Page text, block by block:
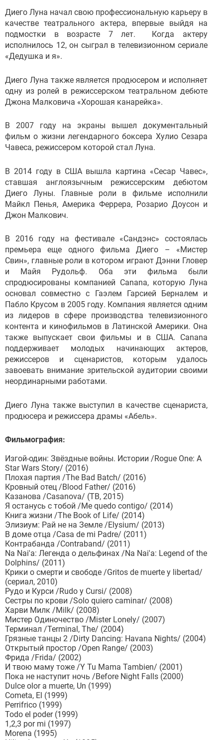
Диего Луна начал свою профессиональную карьеру в
качестве театрального актера, впервые выйдя на
подмостки в возрасте 7 лет. Когда актеру
исполнилось 12, он сыграл в телевизионном сериале
«Дедушка и я».
Диего Луна также является продюсером и исполняет
одну из ролей в режиссерском театральном дебюте
Джона Малковича «Хорошая канарейка».
В 2007 году на экраны вышел документальный
фильм о жизни легендарного боксера Хулио Сезара
Чавеса, режиссером которой стал Луна.
В 2014 году в США вышла картина «Сесар Чавес»,
ставшая англоязычным режиссерским дебютом
Диего Луны. Главные роли в фильме исполнили
Майкл Пенья, Америка Феррера, Розарио Доусон и
Джон Малкович.
В 2016 году на фестивале «Сандэнс» состоялась
премьера еще одного фильма Диего – «Мистер
Свин», главные роли в котором играют Дэнни Гловер
и Майя Рудольф. Оба эти фильма были
спродюсированы компанией Canana, которую Луна
основал совместно с Гаэлем Гарсией Берналем и
Пабло Крусом в 2005 году. Компания является одним
из лидеров в сфере производства телевизионного
контента и кинофильмов в Латинской Америки. Она
также выпускает свои фильмы и в США. Canana
поддерживает молодых начинающих актеров,
режиссеров и сценаристов, которым удалось
завоевать внимание зрительской аудитории своими
неординарными работами.
Диего Луна также выступил в качестве сценариста,
продюсера и режиссера драмы «Абель».
Фильмография:
Изгой-один: Звёздные войны. Истории /Rogue One: A
Star Wars Story/ (2016)
Плохая партия /The Bad Batch/ (2016)
Кровный отец /Blood Father/ (2016)
Казанова /Casanova/ (ТВ, 2015)
Я останусь с тобой /Me quedo contigo/ (2014)
Книга жизни /The Book of Life/ (2014)
Элизиум: Рай не на Земле /Elysium/ (2013)
В доме отца /Casa de mi Padre/ (2011)
Контрабанда /Contraband/ (2011)
Na Nai'a: Легенда о дельфинах /Na Nai'a: Legend of the
Dolphins/ (2011)
Крики о смерти и свободе /Gritos de muerte y libertad/
(сериал, 2010)
Рудо и Курси /Rudo y Cursi/ (2008)
Сестры по крови /Solo quiero caminar/ (2008)
Харви Милк /Milk/ (2008)
Мистер Одиночество /Mister Lonely/ (2007)
Терминал /Terminal, The/ (2004)
Грязные танцы 2 /Dirty Dancing: Havana Nights/ (2004)
Открытый простор /Open Range/ (2003)
Фрида /Frida/ (2002)
И твою маму тоже /Y Tu Mama Tambien/ (2001)
Пока не наступит ночь /Before Night Falls (2000)
Dulce olor a muerte, Un (1999)
Cometa, El (1999)
Perrifrico (1999)
Todo el poder (1999)
1,2,3 por mi (1997)
Morena (1995)